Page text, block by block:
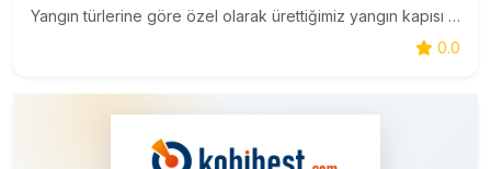
Yangın türlerine göre özel olarak ürettiğimiz yangın kapısı modellerimiz yüksek ısıya karşı mukavemet göstermekte ve üstün koruma sağlamaktadır. Can ve mal kaybının önlenmesi amacı ile imal ettiğimiz yangın kapıları camlı, camsız, tek kanat, çift kanat gibi farklı modelleri ile dikkat çekmekte ve se
0.0